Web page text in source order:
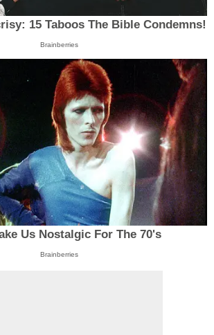
15 Taboos The Bible Condemns!
Brainberries
Us Nostalgic For The 70's
Brainberries